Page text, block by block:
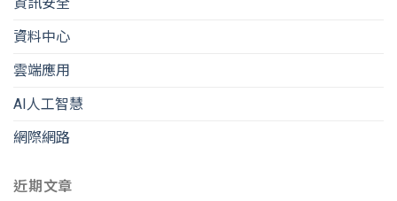
資料中心
雲端應用
AI人工智慧
網際網路
近期文章